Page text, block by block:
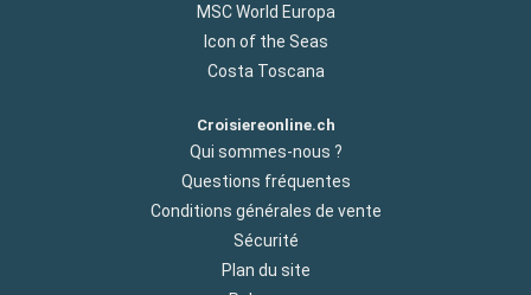
MSC World Europa
Icon of the Seas
Costa Toscana
Croisiereonline.ch
Qui sommes-nous ?
Questions fréquentes
Conditions générales de vente
Sécurité
Plan du site